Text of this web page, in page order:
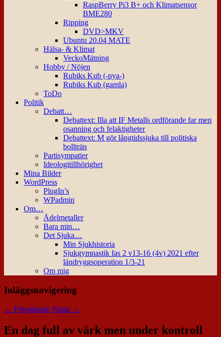
RaspBerry Pi3 B+ och Klimatsensor
BME280
Ripping
DVD>MKV
Ubuntu 20.04 MATE
Hälsa- & Klimat
VeckoMätning
Hobby / Nöjen
Rubiks Kub (-nya-)
Rubiks Kub (gamla)
ToDo
Politik
Debatt…
Debattext: Illa att IF Metalls ordförande far men
osanning och felaktigheter
Debattext: M gör långtidssjuka till politiska
bollträn
Partisympatier
Ideologitillhörighet
Mina Bilder
WordPress
PlugIn’s
WPadmin
Om…
Ädelmetaller
Bara min…
Det Sjuka…
Min Sjukhistoria
Sjukgymnastik fas 2 v13-16 (4v) 2021 efter
ländryggsoperation 1/3-21
Om mig
Inläggsnavigering
← Föregående Nästa →
En dag full av värk men under kontroll